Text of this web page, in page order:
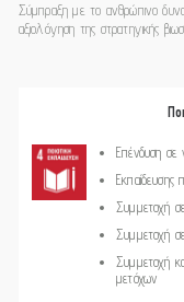
Σύμπραξη με το ανθρώπινο
αξιολόγηση της στρατηγικής
Επένδυση σε
Εκπαίδευσης
Συμμετοχή
Συμμετοχή σε
Συμμετοχή
μετόχων